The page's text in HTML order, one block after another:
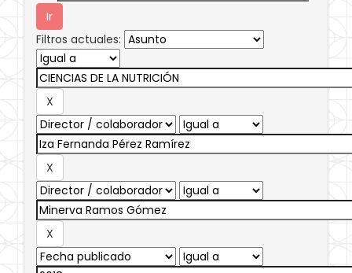
Filtros actuales: